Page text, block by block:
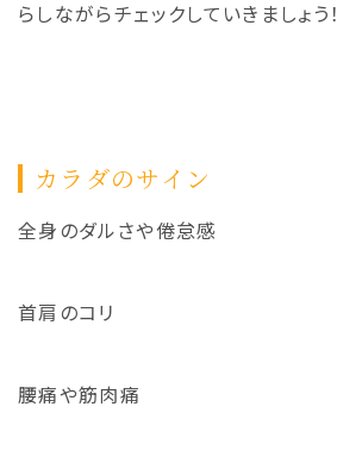
らしながらチェックしていきましょう！
カラダのサイン
全身のダルさや倦怠感
首肩のコリ
腰痛や筋肉痛